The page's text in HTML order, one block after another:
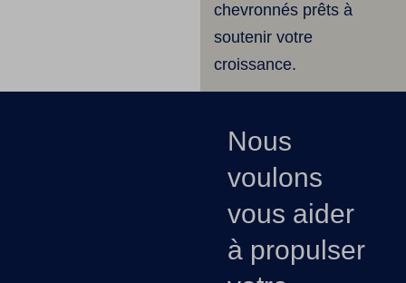
chevronnés prêts à
soutenir votre
croissance.
Nous
voulons
vous aider
à propulser